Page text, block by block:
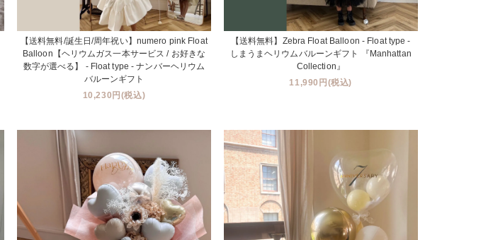
【送料無料/誕生日/周年祝い】numero pink Float
Balloon【ヘリウムガス一本サービス / お好きな
数字が選べる】 - Float type - ナンバーヘリウム
バルーンギフト
10,230円(税込)
【送料無料】Zebra Float Balloon - Float type -
しまうまヘリウムバルーンギフト 『Manhattan
Collection』
11,990円(税込)